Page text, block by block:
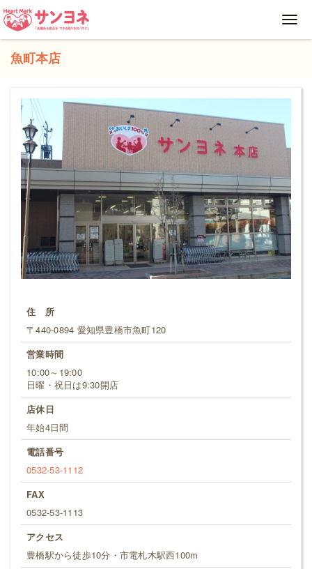
魚町本店
住 所
〒440-0894 愛知県豊橋市魚町120
営業時間
10:00～19:00
日曜・祝日は9:30開店
店休日
年始4日間
電話番号
0532-53-1112
FAX
0532-53-1113
アクセス
豊橋駅から徒歩10分・市電札木駅西100m